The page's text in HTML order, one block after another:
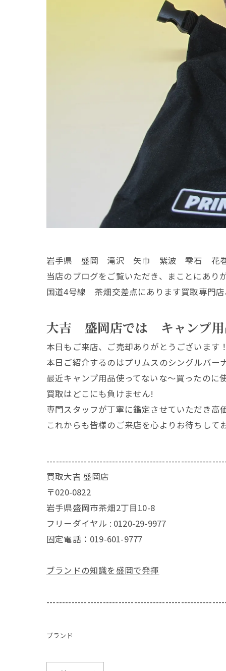
岩手県 盛岡 滝沢 矢巾 紫波 雫石 花巻
当店のブログをご覧いただき、まことにあり
国道4号線 茶畑交差点にあります買取専門
大吉 盛岡店では キャンプ用
本日もご来店、ご売却ありがとうございます
本日ご紹介するのはプリムスのシングルバ
最近キャンプ用品使ってないな～買ったのに
買取はどこにも負けません!
専門スタッフが丁寧に鑑定させていただき高
これからも皆様のご来店を心よりお待ちして
買取大吉 盛岡店
〒020-0822
岩手県盛岡市茶畑2丁目10-8
フリーダイヤル : 0120-29-9977
固定電話：019-601-9777
ブランドの知識を盛岡で発揮
ブランド